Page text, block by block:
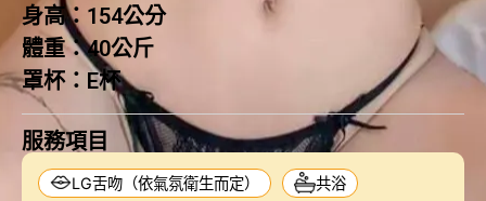
身高： 154公分
體重：40公斤
罩杯： E杯
服務項目
LG舌吻（依氣氛衛生而定） 共浴